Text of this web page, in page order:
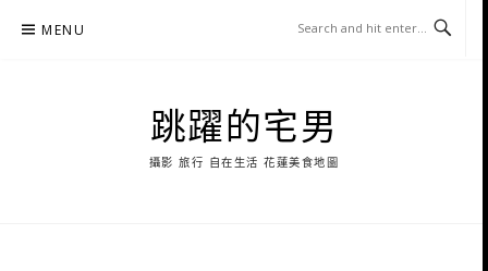
MENU
跳躍的宅男
攝影 旅行 自在生活 花蓮美食地圖